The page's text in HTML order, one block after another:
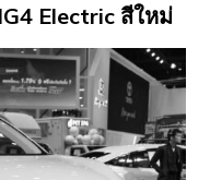
Electric สีใหม่